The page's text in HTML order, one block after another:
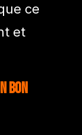
ce
et
bon